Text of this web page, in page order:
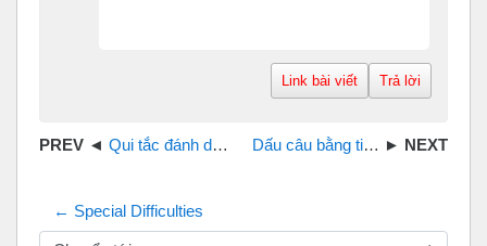
Link bài viết Trả lời
Qui tắc đánh dấu trọng âm - Rules of stress Dấu câu bằng tiếng Anh
← Special Difficulties